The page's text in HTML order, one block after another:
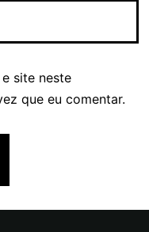
site neste
que eu comentar.